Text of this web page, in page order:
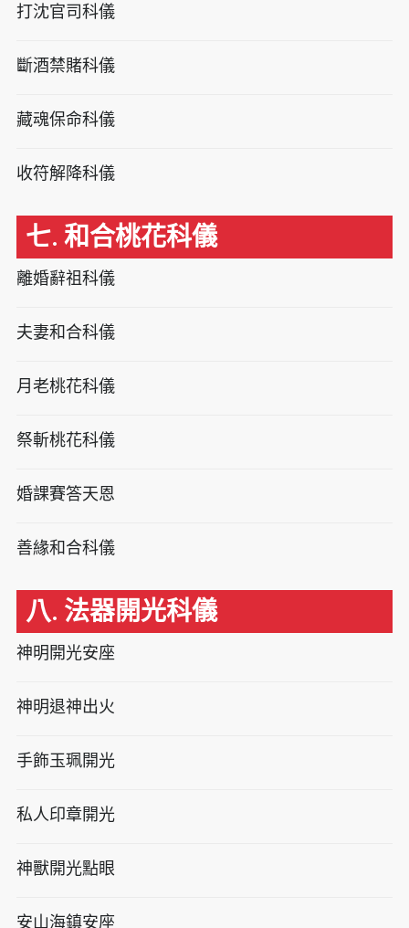
打沈官司科儀
斷酒禁賭科儀
藏魂保命科儀
收符解降科儀
七. 和合桃花科儀
離婚辭祖科儀
夫妻和合科儀
月老桃花科儀
祭斬桃花科儀
婚課賽答天恩
善緣和合科儀
八. 法器開光科儀
神明開光安座
神明退神出火
手飾玉珮開光
私人印章開光
神獸開光點眼
安山海鎮安座